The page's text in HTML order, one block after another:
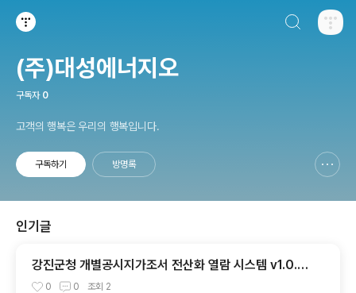
(주)대성에너지오
구독자 0
고객의 행복은 우리의 행복입니다.
구독하기 방명록
인기글
강진군청 개별공시지가조서 전산화 열람 시스템 v1.0.1
(2024-11-15)
0 0 조회 2